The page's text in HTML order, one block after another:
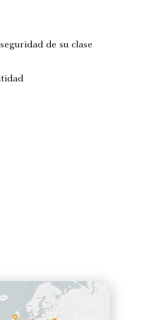
de su clase